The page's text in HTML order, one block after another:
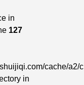
in
127
cache/a2/
in